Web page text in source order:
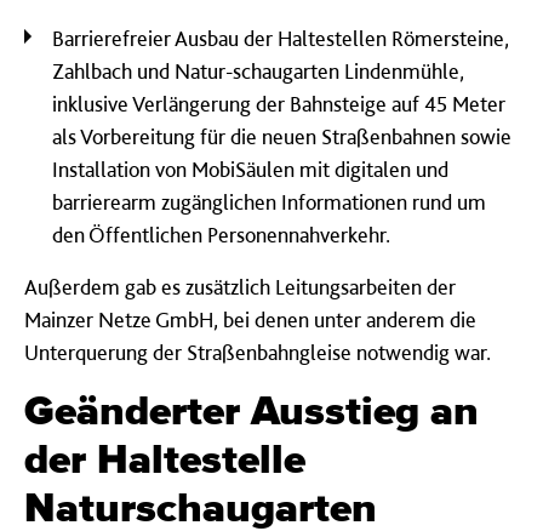
Barrierefreier Ausbau der Haltestellen Römersteine,
Zahlbach und Natur-schaugarten Lindenmühle,
inklusive Verlängerung der Bahnsteige auf 45 Meter
als Vorbereitung für die neuen Straßenbahnen sowie
Installation von MobiSäulen mit digitalen und
barrierearm zugänglichen Informationen rund um
den Öffentlichen Personennahverkehr.
Außerdem gab es zusätzlich Leitungsarbeiten der
Mainzer Netze GmbH, bei denen unter anderem die
Unterquerung der Straßenbahngleise notwendig war.
Geänderter Ausstieg an
der Haltestelle
Naturschaugarten